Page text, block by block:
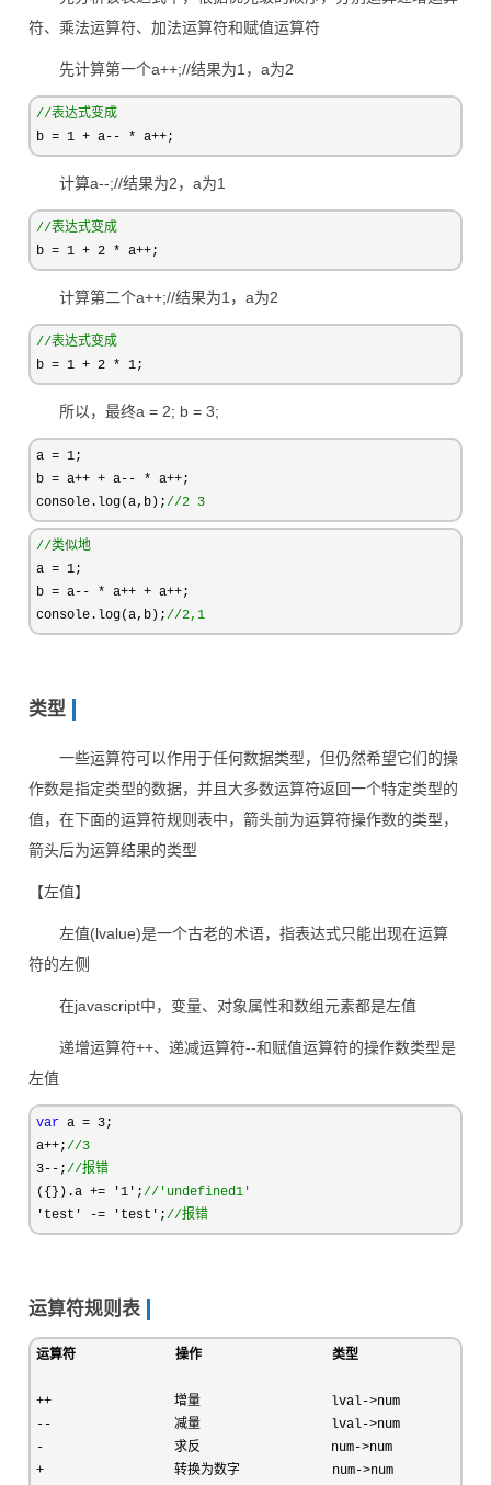
符、乘法运算符、加法运算符和赋值运算符
先计算第一个a++;//结果为1，a为2
//表达式变成
b = 1 + a-- * a++;
计算a--;//结果为2，a为1
//表达式变成
b = 1 + 2 * a++;
计算第二个a++;//结果为1，a为2
//表达式变成
b = 1 + 2 * 1;
所以，最终a = 2; b = 3;
a = 1;
b = a++ + a-- * a++;
console.log(a,b);//2 3
//类似地
a = 1;
b = a-- * a++ + a++;
console.log(a,b);//2,1
类型
一些运算符可以作用于任何数据类型，但仍然希望它们的操
作数是指定类型的数据，并且大多数运算符返回一个特定类型的
值，在下面的运算符规则表中，箭头前为运算符操作数的类型，
箭头后为运算结果的类型
【左值】
左值(lvalue)是一个古老的术语，指表达式只能出现在运算
符的左侧
在javascript中，变量、对象属性和数组元素都是左值
递增运算符++、递减运算符--和赋值运算符的操作数类型是
左值
var a = 3;
a++;//3
3--;//报错
({}).a += '1';// 'undefined1'
'test' -= 'test';//报错
运算符规则表
运算符 操作 类型
++                增量                 lval->
--                减量                 lval->
-                 求反                 num->
+                 转换为数字            num->